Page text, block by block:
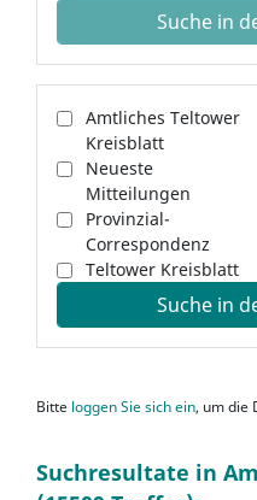
Suche in
Amtliches Teltower
Kreisblatt
Neueste
Mitteilungen
Provinzial-
Correspondenz
Teltower Kreisblatt
Suche in
Bitte loggen Sie sich ein, um die
Suchresultate in